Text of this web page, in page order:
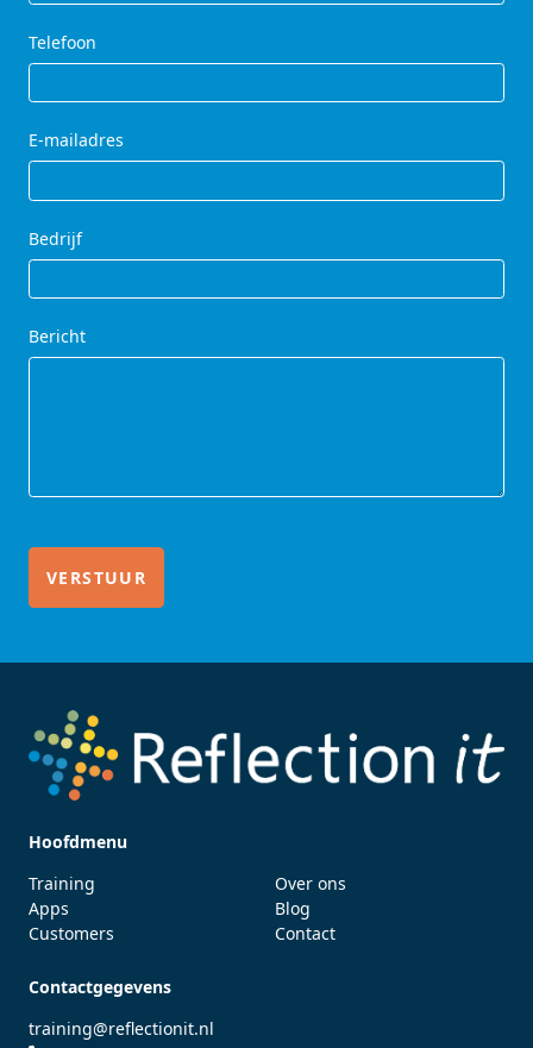
Telefoon
E-mailadres
Bedrijf
Bericht
Hoofdmenu
Training
Apps
Customers
Over ons
Blog
Contact
Contactgegevens
training@reflectionit.nl